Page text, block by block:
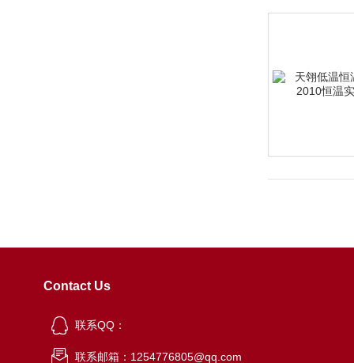
Contact Us
联系QQ：
联系邮箱：1254776805@qq.com